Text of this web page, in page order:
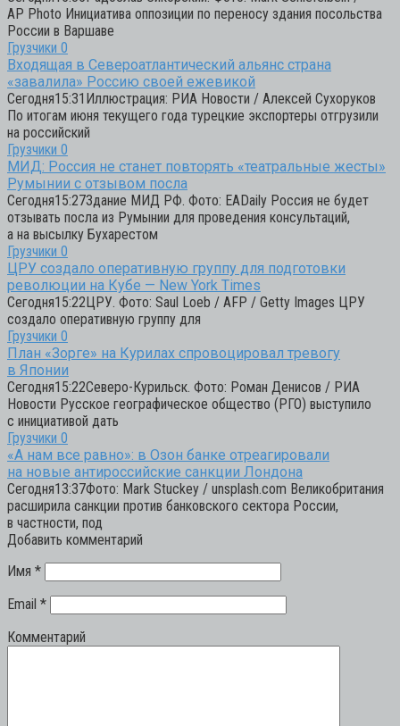
AP Photo Инициатива оппозиции по переносу здания посольства
России в Варшаве
Грузчики 0
Входящая в Североатлантический альянс страна
«завалила» Россию своей ежевикой
Сегодня15:31Иллюстрация: РИА Новости / Алексей Сухоруков
По итогам июня текущего года турецкие экспортеры отгрузили
на российский
Грузчики 0
МИД: Россия не станет повторять «театральные жесты»
Румынии с отзывом посла
Сегодня15:27Здание МИД РФ. Фото: EADaily Россия не будет
отзывать посла из Румынии для проведения консультаций,
а на высылку Бухарестом
Грузчики 0
ЦРУ создало оперативную группу для подготовки
революции на Кубе — New York Times
Сегодня15:22ЦРУ. Фото: Saul Loeb / AFP / Getty Images ЦРУ
создало оперативную группу для
Грузчики 0
План «Зорге» на Курилах спровоцировал тревогу
в Японии
Сегодня15:22Северо-Курильск. Фото: Роман Денисов / РИА
Новости Русское географическое общество (РГО) выступило
с инициативой дать
Грузчики 0
«А нам все равно»: в Озон банке отреагировали
на новые антироссийские санкции Лондона
Сегодня13:37Фото: Mark Stuckey / unsplash.com Великобритания
расширила санкции против банковского сектора России,
в частности, под
Добавить комментарий
Имя *
Email *
Комментарий